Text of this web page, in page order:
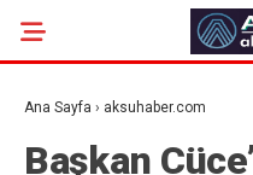
Ana Sayfa › aksuhaber.com
Başkan